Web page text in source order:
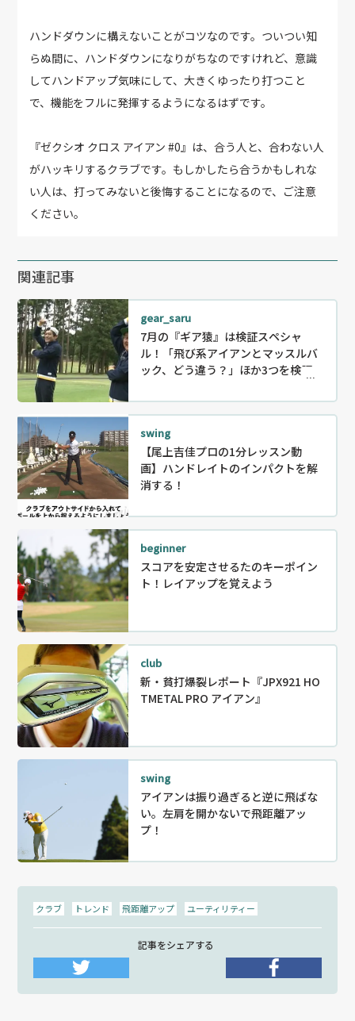
ハンドダウンに構えないことがコツなのです。ついつい知
らぬ間に、ハンドダウンになりがちなのですけれど、意識
してハンドアップ気味にして、大きくゆったり打つこと
で、機能をフルに発揮するようになるはずです。
『ゼクシオ クロス アイアン #0』は、合う人と、合わない人
がハッキリするクラブです。もしかしたら合うかもしれな
い人は、打ってみないと後悔することになるので、ご注意
ください。
関連記事
gear_saru
7月の『ギア猿』は検証スペシャ
ル！「飛び系アイアンとマッスルバ
ック、どう違う？」ほか3つを検証！
swing
【尾上吉佳プロの1分レッスン動
画】ハンドレイトのインパクトを解
消する！
beginner
スコアを安定させるたのキーポイン
ト！レイアップを覚えよう
club
新・貧打爆裂レポート『JPX921 HO
TMETAL PRO アイアン』
swing
アイアンは振り過ぎると逆に飛ばな
い。左肩を開かないで飛距離アッ
プ！
クラブ トレンド 飛距離アップ ユーティリティー
記事をシェアする